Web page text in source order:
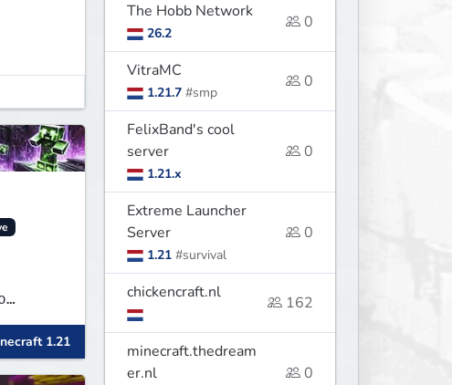
1.21
The Hobb Network
26.2
0
VitraMC
1.21.7 #smp
0
FelixBand's cool
server
1.21.x
0
Extreme Launcher
Server
1.21 #survival
0
chickencraft.nl
162
minecraft.thedream
er.nl
0